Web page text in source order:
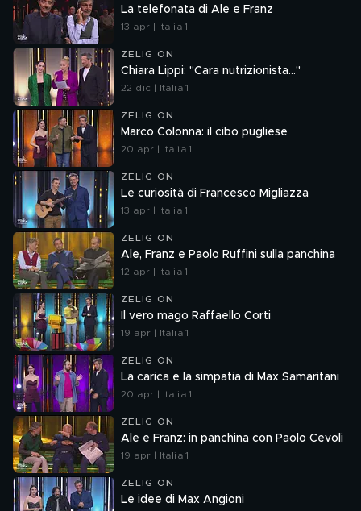
La telefonata di Ale e Franz
13 apr | Italia 1
ZELIG ON
Chiara Lippi: "Cara nutrizionista..."
22 dic | Italia 1
ZELIG ON
Marco Colonna: il cibo pugliese
20 apr | Italia 1
ZELIG ON
Le curiosità di Francesco Migliazza
13 apr | Italia 1
ZELIG ON
Ale, Franz e Paolo Ruffini sulla panchina
12 apr | Italia 1
ZELIG ON
Il vero mago Raffaello Corti
19 apr | Italia 1
ZELIG ON
La carica e la simpatia di Max Samaritani
20 apr | Italia 1
ZELIG ON
Ale e Franz: in panchina con Paolo Cevoli
19 apr | Italia 1
ZELIG ON
Le idee di Max Angioni